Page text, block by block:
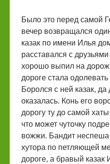
Было это перед самой
вечер возвращался
казак по имени Илья
расставался с
хорошо выпил на
дороге стала
Боролся с ней казак,
оказалась. Конь его
дорогу ту до самой
что может чуточку
вожжи. Бандит неспеша
хутора по петляющей
дороге, а бравый казак